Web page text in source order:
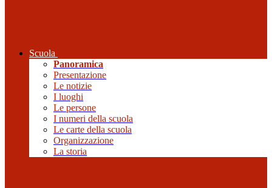
Scuola
Panoramica
Presentazione
Le notizie
I luoghi
Le persone
I numeri della scuola
Le carte della scuola
Organizzazione
La storia